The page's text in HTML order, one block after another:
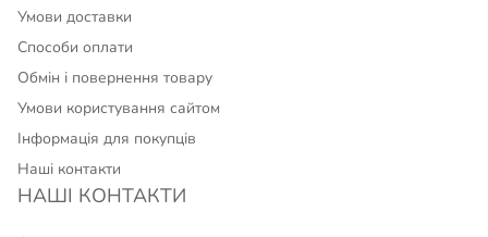
Умови доставки
Способи оплати
Обмін і повернення товару
Умови користування сайтом
Інформація для покупців
Наші контакти
НАШІ КОНТАКТИ